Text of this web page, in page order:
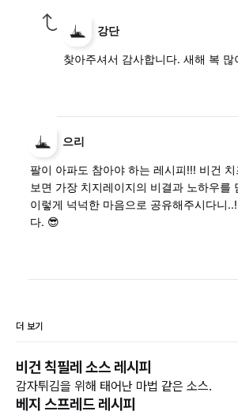
강단
찾아주셔서 감사합니다. 새해 복 많
으리
팔이 아파도 참아야 하는 레시피!!! 비건
보면 가장 치지레이지의 비결과 노하우를
이렇게 넉넉한 마음으로 공유해주시다니
다. 😎
더 보기
비건 칙필레 소스 레시피
감자튀김을 위해 태어난 마법 같은 소스.
베지 스프레드 레시피